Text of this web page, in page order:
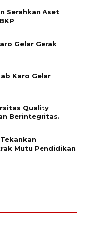
Serahkan Aset
Gelar Gerak
Karo Gelar
Quality
Berintegritas.
Mutu Pendidikan